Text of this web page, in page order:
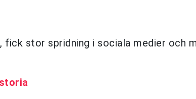
fick stor spridning i sociala medier och